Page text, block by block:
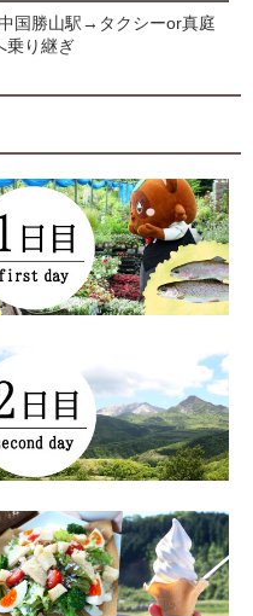
国勝山駅→タクシーor真庭
乗り継ぎ